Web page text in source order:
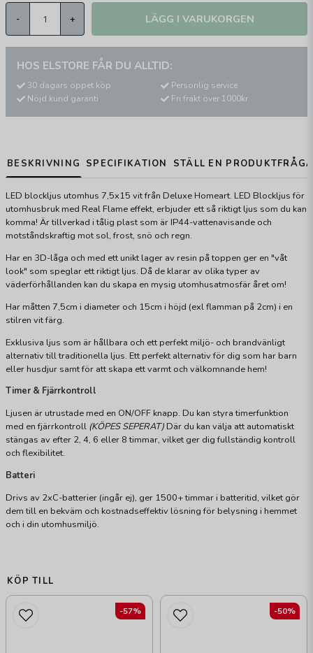
- + LÄGG I VARUKORGEN
HOS ELSTORE FÅR DU ALLTID:
30 dagars öppet köp
Nöjd kund garanti
Personlig service
Fri frakt över 1000kr
BESKRIVNING SPECIFIKATION STÄLL EN
LED blockljus utomhus 7,5x15 vit från Deluxe Homeart. LED Blockljus för
utomhusbruk med Real Flame effekt, erbjuder ett så riktigt ljus som du kan
komma! Är tillverkad i tålig plast som är IP44-vattenavisande och
motståndskraftig mot sol, frost, snö och regn.
Har en 3D-låga och med ett unikt lager av resin på toppen ger en "våt
look" som speglar ett riktigt ljus. Då de klarar av olika typer av
väderförhållanden kan du skapa en mysig utomhusatmosfär året om!
Har måtten 7,5cm i diameter och 15cm i höjd (exl flamman på 2cm) i en
stilren vit färg.
Exklusiva ljus som är hållbara och ett perfekt miljö- och brandvänligt
alternativ till traditionella ljus. Ett perfekt alternativ för dig som har barn
eller husdjur samt för att skapa ett varmt och välkomnande hem!
Timer & Fjärrkontroll
Ljusen är utrustade med en ON/OFF knapp. Du kan styra timerfunktion
med en fjärrkontroll (KÖPES SEPERAT) Där du kan välja att automatiskt
stängas av efter 2, 4, 6 eller 8 timmar, vilket ger dig fullständig kontroll
och flexibilitet.
Batteri
Drivs av 2xC-batterier (ingår ej), ger 1500+ timmar i batteritid, vilket gör
dem till en bekväm och kostnadseffektiv lösning för belysning i hemmet
och i din utomhusmiljö.
KÖP TILL
-57% -50%